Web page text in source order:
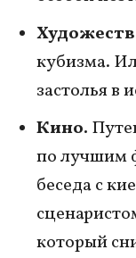
кубизма.
застолья в
Кино.
по лучшим
беседа с
который